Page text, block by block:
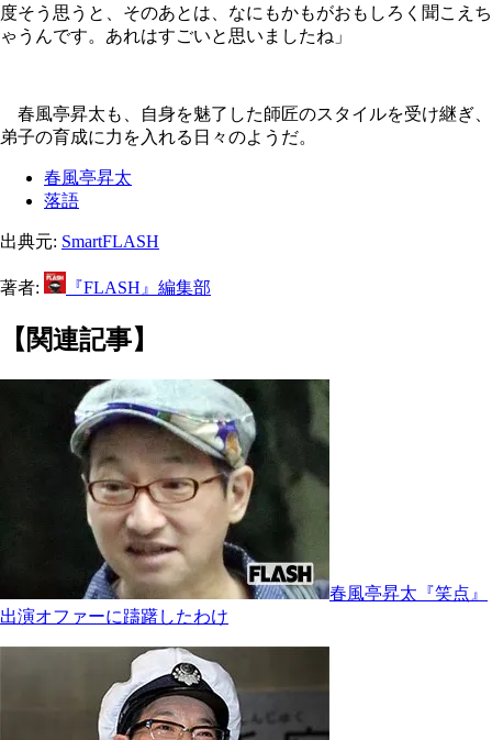
度そう思うと、そのあとは、なにもかもがおもしろく聞こえち
ゃうんです。あれはすごいと思いましたね」
春風亭昇太も、自身を魅了した師匠のスタイルを受け継ぎ、
弟子の育成に力を入れる日々のようだ。
春風亭昇太
落語
出典元: SmartFLASH
著者: 『FLASH』編集部
【関連記事】
春風亭昇太『笑点』
出演オファーに躊躇したわけ